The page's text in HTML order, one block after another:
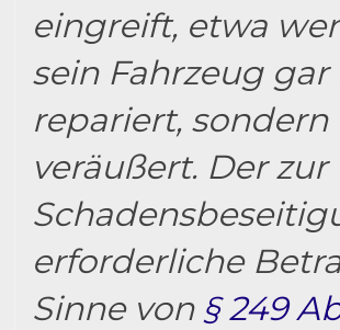
eingreift, etwa
sein Fahrzeug
repariert, sondern
veräußert. Der zur
erforderliche
Sinne von § 249